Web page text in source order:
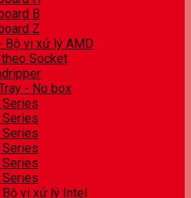
B
Z
Bộ vi xử lý AMD
theo Socket
- No box
vi xử lý Intel